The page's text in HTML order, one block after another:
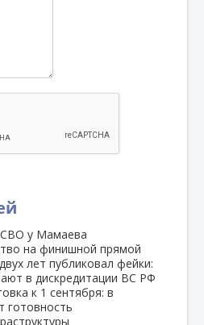
у Мамаева
на финишной прямой
лет публиковал фейки:
в дискредитации ВС РФ
к 1 сентября: в
готовность